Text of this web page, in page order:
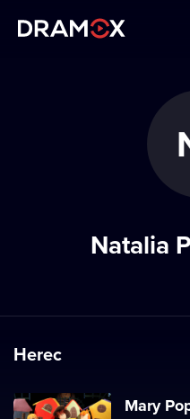
Natalia
Herec
Mary